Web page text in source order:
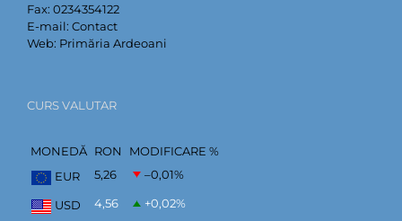
Fax: 0234354122
E-mail: Contact
Web: Primăria Ardeoani
CURS VALUTAR
MONEDĂ RON
MODIFICARE %
EUR
5,26 –0,01%
USD 4,56 +0,02%